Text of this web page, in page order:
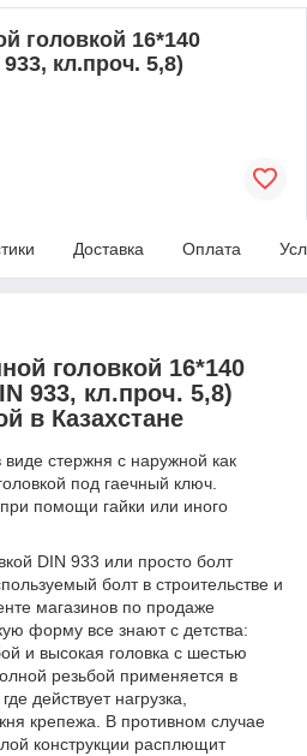
головкой 16*140
кл.проч. 5,8)
Доставка Оплата
головкой 16*140
933, кл.проч. 5,8)
в Казахстане
стержня с наружной как
под гаечный ключ.
помощи гайки или иного
DIN 933 или просто болт
болт в строительстве и
магазинов по продаже
форму все знают с детства:
и высокая головка с шестью
резьбой применяется в
действует нагрузка,
крепежа. В противном случае
конструкции расплющит